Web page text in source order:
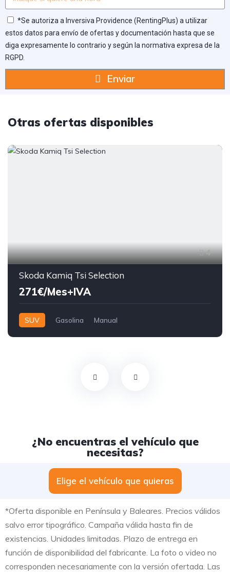
*Se autoriza a Inversiva Providence (RentingPlus) a utilizar
estos datos para envío de ofertas y documentación hasta que se
diga expresamente lo contrario y según la normativa expresa de la
RGPD.
Enviar
Otras ofertas disponibles
4
Skoda Kamiq Tsi Selection
271€/Mes+IVA
SUV Gasolina Manual
¿No encuentras el vehículo que
necesitas?
Elige el vehículo que quieras
*Oferta disponible en Península y Baleares. Precios válidos
salvo error tipográfico. Campaña válida hasta fin de
existencias. Unidades limitadas. Plazo de entrega en
función de disponibilidad del fabricante. La foto o video no
corresponden necesariamente con la versión ofertada. Las